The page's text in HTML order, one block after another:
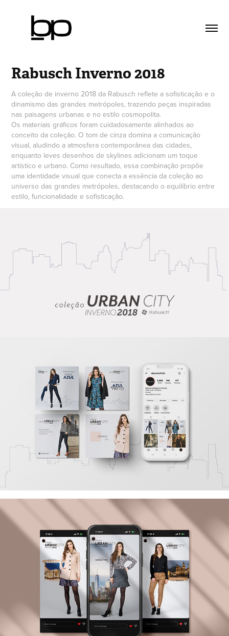
Rabusch Inverno 2018
A coleção de inverno 2018 da Rabusch reflete a sofisticação e o
dinamismo das grandes metrópoles, trazendo peças inspiradas
nas paisagens urbanas e no estilo cosmopolita.
Os materiais gráficos foram cuidadosamente alinhados ao
conceito da coleção. O tom de cinza domina a comunicação
visual, aludindo a atmosfera contemporânea das cidades,
enquanto leves desenhos de skylines adicionam um toque
artístico e urbano. Como resultado, essa combinação propõe
uma identidade visual que conecta a essência da coleção ao
universo das grandes metrópoles, destacando o equilíbrio entre
estilo, funcionalidade e sofisticação.